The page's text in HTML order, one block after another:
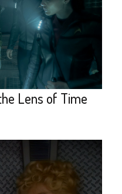
Lens of Time